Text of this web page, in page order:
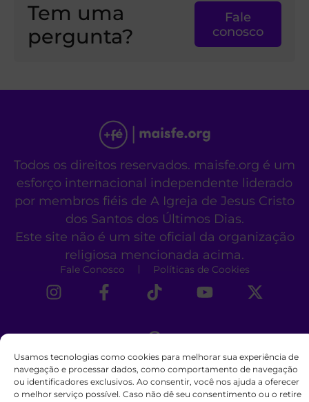
Usamos tecnologias como cookies para melhorar sua experiência de
navegação e processar dados, como comportamento de navegação
ou identificadores exclusivos. Ao consentir, você nos ajuda a oferecer
o melhor serviço possível. Caso não dê seu consentimento ou o retire
Tem uma
pergunta?
Fale
conosco
Todos os direitos reservados. maisfe.org é um
esforço internacional independente liderado
por membros fiéis de A Igreja de Jesus Cristo
dos Santos dos Últimos Dias.
Este site não é um site oficial da organização
religiosa mencionada acima.
Fale Conosco Políticas de Cookies